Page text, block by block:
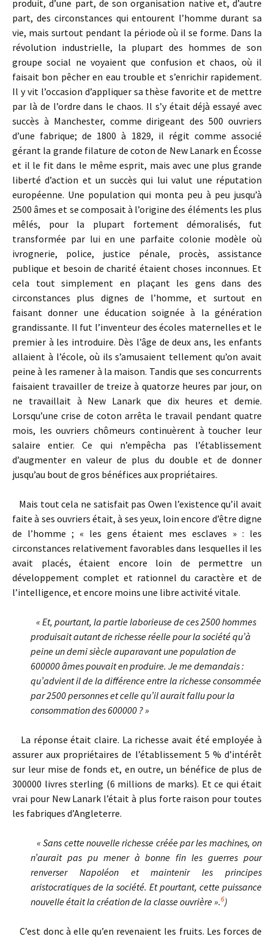
produit, d’une part, de son organisation native et, d’autre
part, des circonstances qui entourent l’homme durant sa
vie, mais surtout pendant la période où il se forme. Dans la
révolution industrielle, la plupart des hommes de son
groupe social ne voyaient que confusion et chaos, où il
faisait bon pêcher en eau trouble et s’enrichir rapidement.
Il y vit l’occasion d’appliquer sa thèse favorite et de mettre
par là de l’ordre dans le chaos. Il s’y était déjà essayé avec
succès à Manchester, comme dirigeant des 500 ouvriers
d’une fabrique; de 1800 à 1829, il régit comme associé
gérant la grande filature de coton de New Lanark en Écosse
et il le fit dans le même esprit, mais avec une plus grande
liberté d’action et un succès qui lui valut une réputation
européenne. Une population qui monta peu à peu jusqu’à
2500 âmes et se composait à l’origine des éléments les plus
mêlés, pour la plupart fortement démoralisés, fut
transformée par lui en une parfaite colonie modèle où
ivrognerie, police, justice pénale, procès, assistance
publique et besoin de charité étaient choses inconnues. Et
cela tout simplement en plaçant les gens dans des
circonstances plus dignes de l’homme, et surtout en
faisant donner une éducation soignée à la génération
grandissante. Il fut l’inventeur des écoles maternelles et le
premier à les introduire. Dès l’âge de deux ans, les enfants
allaient à l’école, où ils s’amusaient tellement qu’on avait
peine à les ramener à la maison. Tandis que ses concurrents
faisaient travailler de treize à quatorze heures par jour, on
ne travaillait à New Lanark que dix heures et demie.
Lorsqu’une crise de coton arrêta le travail pendant quatre
mois, les ouvriers chômeurs continuèrent à toucher leur
salaire entier. Ce qui n’empêcha pas l’établissement
d’augmenter en valeur de plus du double et de donner
jusqu’au bout de gros bénéfices aux propriétaires.
Mais tout cela ne satisfait pas Owen l’existence qu’il avait
faite à ses ouvriers était, à ses yeux, loin encore d’être digne
de l’homme ; « les gens étaient mes esclaves » : les
circonstances relativement favorables dans lesquelles il les
avait placés, étaient encore loin de permettre un
développement complet et rationnel du caractère et de
l’intelligence, et encore moins une libre activité vitale.
« Et, pourtant, la partie laborieuse de ces 2500 hommes
produisait autant de richesse réelle pour la société qu’à
peine un demi siècle auparavant une population de
600000 âmes pouvait en produire. Je me demandais :
qu’advient il de la différence entre la richesse consommée
par 2500 personnes et celle qu’il aurait fallu pour la
consommation des 600000 ? »
La réponse était claire. La richesse avait été employée à
assurer aux propriétaires de l’établissement 5 % d’intérêt
sur leur mise de fonds et, en outre, un bénéfice de plus de
300000 livres sterling (6 millions de marks). Et ce qui était
vrai pour New Lanark l’était à plus forte raison pour toutes
les fabriques d’Angleterre.
« Sans cette nouvelle richesse créée par les machines, on
n’aurait pas pu mener à bonne fin les guerres pour
renverser Napoléon et maintenir les principes
aristocratiques de la société. Et pourtant, cette puissance
nouvelle était la création de la classe ouvrière ».6)
C’est donc à elle qu’en revenaient les fruits. Les forces de